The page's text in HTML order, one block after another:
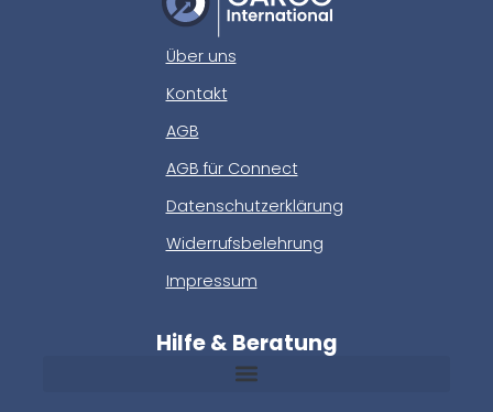
Über uns
Kontakt
AGB
AGB für Connect
Datenschutzerklärung
Widerrufsbelehrung
Impressum
Hilfe & Beratung